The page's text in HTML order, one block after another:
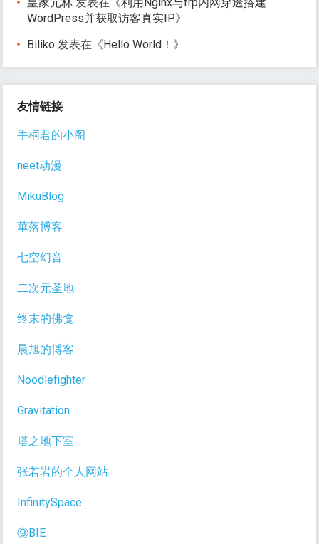
皇家元林 发表在《利用Nginx与frp内网穿透搭建
WordPress并获取访客真实IP》
Biliko 发表在《 Hello World！ 》
友情链接
手柄君的小阁
neet动漫
MikuBlog
華落博客
七空幻音
二次元圣地
终末的佛龛
晨旭的博客
Noodlefighter
Gravitation
塔之地下室
张若岩的个人网站
InfinitySpace
⑨BIE